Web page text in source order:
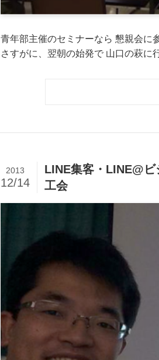
青年部主催のセミナーなら 懇親会に
さすがに、翌朝の始発で 山口の萩に
LINE集客・LINE@
工会
2013
12/14